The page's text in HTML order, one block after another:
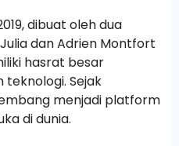
dibuat oleh dua
dan Adrien Montfort
hasrat besar
Sejak
menjadi platform
di dunia.